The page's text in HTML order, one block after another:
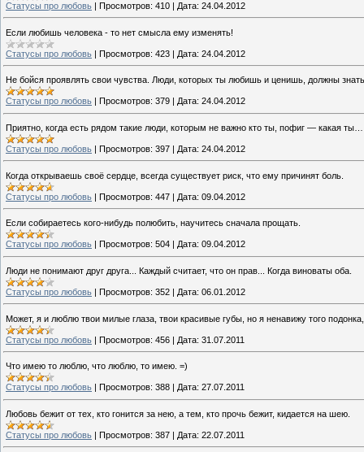
Cтатусы про любовь | Просмотров: 410 | Дата: 24.04.2012
Если любишь человека - то нет смысла ему изменять!
Cтатусы про любовь | Просмотров: 423 | Дата: 24.04.2012
Не бойся проявлять свои чувства. Люди, которых ты любишь и ценишь, должны
Cтатусы про любовь Просмотров: 379 Дата: 24.04.2012
Приятно, когда есть рядом такие люди, которым не важно кто ты, пофиг — какая
Cтатусы про любовь | Просмотров: 397 | Дата: 24.04.2012
Когда открываешь своё сердце, всегда существует риск, что ему причинят боль.
Cтатусы про любовь | Просмотров: 447 | Дата: 09.04.2012
Если собираетесь кого-нибудь полюбить, научитесь сначала прощать.
Cтатусы про любовь Просмотров: 504 Дата: 09.04.2012
Люди не понимают друг друга... Каждый считает, что он прав... Когда виноваты оба.
Cтатусы про любовь | Просмотров: 352 | Дата: 06.01.2012
Может, я и люблю твои милые глаза, твои красивые губы, но я ненавижу того
Cтатусы про любовь | Просмотров: 456 | Дата: 31.07.2011
Что имею то люблю, что люблю, то имею. =)
Cтатусы про любовь Просмотров: 388 Дата: 27.07.2011
Любовь бежит от тех, кто гонится за нею, а тем, кто прочь бежит, кидается на шею.
Cтатусы про любовь | Просмотров: 387 | Дата: 22.07.2011